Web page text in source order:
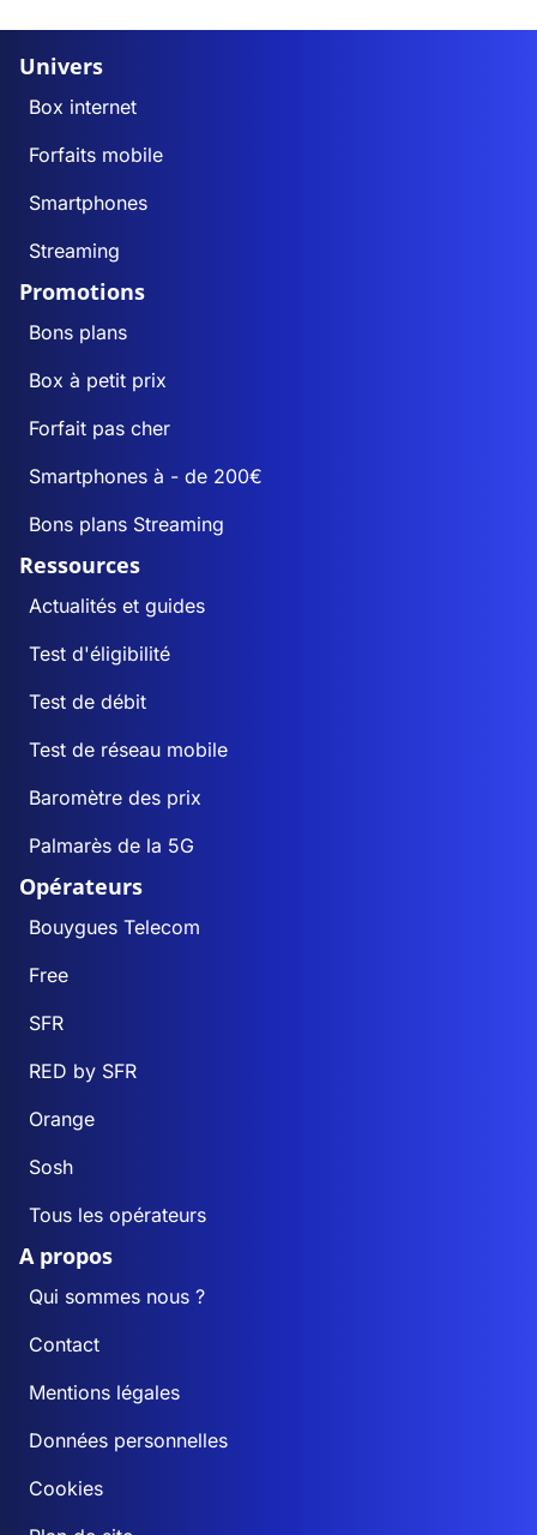
Univers
Box internet
Forfaits mobile
Smartphones
Streaming
Promotions
Bons plans
Box à petit prix
Forfait pas cher
Smartphones à - de 200€
Bons plans Streaming
Ressources
Actualités et guides
Test d'éligibilité
Test de débit
Test de réseau mobile
Baromètre des prix
Palmarès de la 5G
Opérateurs
Bouygues Telecom
Free
SFR
RED by SFR
Orange
Sosh
Tous les opérateurs
A propos
Qui sommes nous ?
Contact
Mentions légales
Données personnelles
Cookies